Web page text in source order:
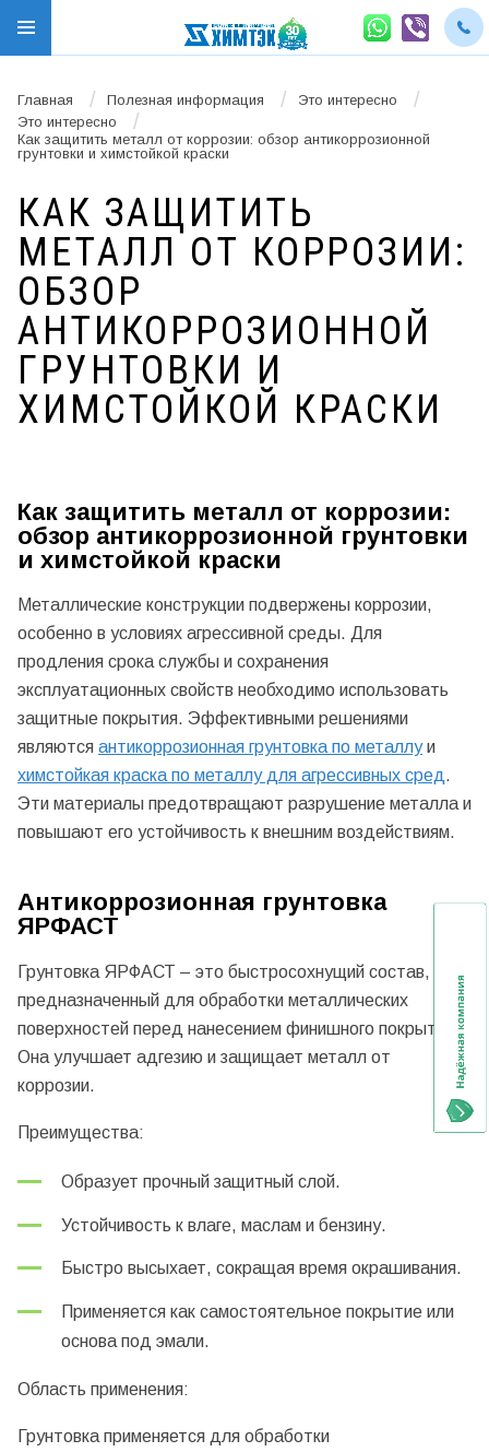
Главная / Полезная информация / Это интересно /
Это интересно /
Как защитить металл от коррозии: обзор антикоррозионной
грунтовки и химстойкой краски
КАК ЗАЩИТИТЬ
МЕТАЛЛ ОТ КОРРОЗИИ:
ОБЗОР
АНТИКОРРОЗИОННОЙ
ГРУНТОВКИ И
ХИМСТОЙКОЙ КРАСКИ
Как защитить металл от коррозии:
обзор антикоррозионной грунтовки
и химстойкой краски
Металлические конструкции подвержены коррозии,
особенно в условиях агрессивной среды. Для
продления срока службы и сохранения
эксплуатационных свойств необходимо использовать
защитные покрытия. Эффективными решениями
являются антикоррозионная грунтовка по металлуи
химстойкая краска по металлу для агрессивных сред.
Эти материалы предотвращают разрушение металла и
повышают его устойчивость к внешним воздействиям.
Антикоррозионная грунтовка
ЯРФАСТ
Грунтовка ЯРФАСТ – это быстросохнущий состав,
предназначенный для обработки металлических
поверхностей перед нанесением финишного покрытия.
Она улучшает адгезию и защищает металл от
коррозии.
Преимущества:
Образует прочный защитный слой.
Устойчивость к влаге, маслам и бензину.
Быстро высыхает, сокращая время окрашивания.
Применяется как самостоятельное покрытие или
основа под эмали.
Область применения:
Грунтовка применяется для обработки